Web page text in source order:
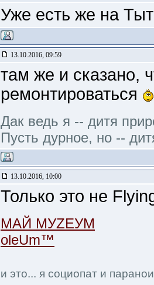
Уже есть же на
13.10.2016, 09:59
там же и сказано,
ремонтироваться
Дак ведь я -- дитя
Пусть дурное, но --
13.10.2016, 10:00
Только это не
МАЙ МУZЕУМ
oleUm™
и это... я социопат и